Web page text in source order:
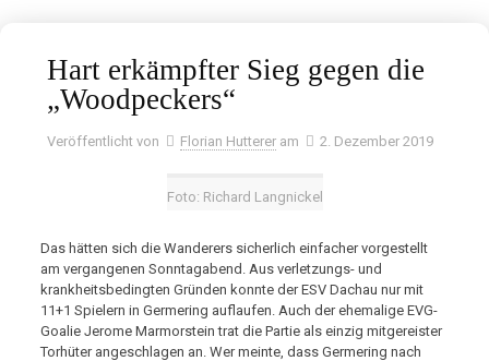
Hart erkämpfter Sieg gegen die
„Woodpeckers“
Veröffentlicht von Florian Hutterer am 2. Dezember 2019
Foto: Richard Langnickel
Das hätten sich die Wanderers sicherlich einfacher vorgestellt
am vergangenen Sonntagabend. Aus verletzungs- und
krankheitsbedingten Gründen konnte der ESV Dachau nur mit
11+1 Spielern in Germering auflaufen. Auch der ehemalige EVG-
Goalie Jerome Marmorstein trat die Partie als einzig mitgereister
Torhüter angeschlagen an. Wer meinte, dass Germering nach